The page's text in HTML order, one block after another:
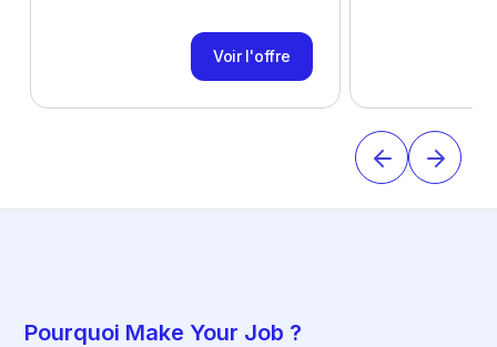
Voir l'offre
Pourquoi Make Your Job ?